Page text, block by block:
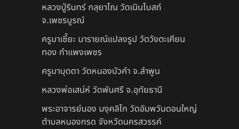
หลวงปู่รินทร์ กลฺยาโณ วัดเนินโบสถ์
จ.เพชรบูรณ์
ครูบาเซี๊ยะ นารายณ์แปลงรูป วัดวังตะเคียน
ทอง กำแพงเพชร
ครูบาบุดดา วัดหนองบัวคํา จ.ลําพูน
หลวงพ่อเสน่ห์ วัดพันศรี จ.อุทัยธานี
พระอาจารย์นอง มงฺคลิโก วัดอัมพวันดอนใหญ่
ตำบลหนองกรด จังหวัดนครสวรรค์